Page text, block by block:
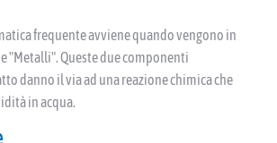
frequente avviene quando vengono in
"Metalli". Queste due componenti
danno il via ad una reazione chimica che
in acqua.